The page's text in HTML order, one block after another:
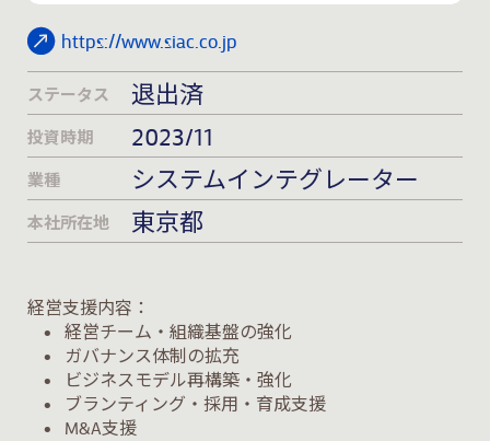
https://www.siac.co.jp
ステータス 退出済
投資時期 2023/11
業種 システムインテグレーター
本社所在地 東京都
経営支援内容：
• 経営チーム・組織基盤の強化
• ガバナンス体制の拡充
• ビジネスモデル再構築・強化
• ブランティング・採用・育成支援
• M&A支援